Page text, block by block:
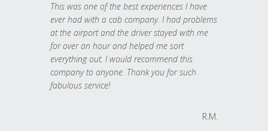
This was one of the best experiences I have
ever had with a cab company. I had problems
at the airport and the driver stayed with me
for over an hour and helped me sort
everything out. I would recommend this
company to anyone. Thank you for such
fabulous service!
R.M.